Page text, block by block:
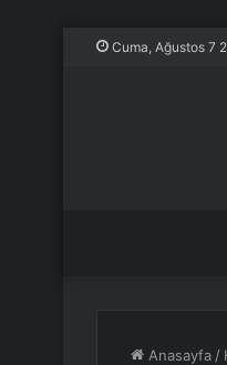
Cuma, Ağustos 7
Anasayfa /